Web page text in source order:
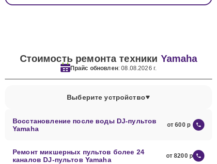
Стоимость ремонта техники Yamaha
Прайс обновлен: 08.08.2026 г.
Выберите устройство
Восстановление после воды DJ-пультов
Yamaha
от 600
Ремонт микшерных пультов более 24
каналов DJ-пультов Yamaha
от 8200